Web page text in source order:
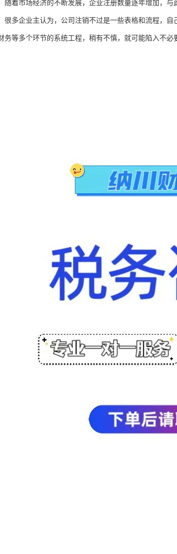
随着市场经济的不断发展，企业注册数量逐年增加，
很多企业主认为，公司注销不过是一些表格和流程，
务等多个环节的系统工程，稍有不慎，就可能陷入不必